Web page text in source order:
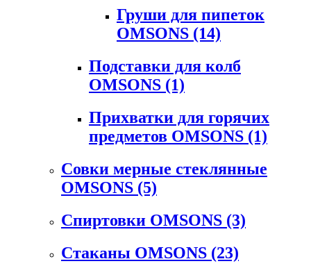
Груши для пипеток
OMSONS (14)
Подставки для колб
OMSONS (1)
Прихватки для горячих
предметов OMSONS (1)
Совки мерные стеклянные
OMSONS (5)
Спиртовки OMSONS (3)
Стаканы OMSONS (23)